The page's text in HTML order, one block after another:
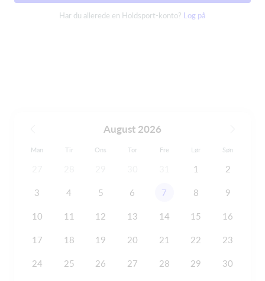
Har du allerede en Holdsport-konto? Log på
August 2026
Man Tir Ons Tor Fre Lør Søn
1 2
3 4 5 6 7 8 9
10 11 12 13 14 15 16
17 18 19 20 21 22 23
24 25 26 27 28 29 30